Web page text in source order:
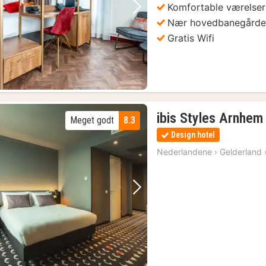
Forrige billede Næste billede
Komfortable værelser
Nær
Gratis Wifi
Forrige billede Næste billede
8.3
Meget godt ibis Styles
Design hotel
Nederlandene › Gelderland ›
(3)
Veluwe National Park entrébillet(27)
Entrébillet(9)
Oplev Veluwe-regionen på seje FATbikes med FATtour fra Ede(6)